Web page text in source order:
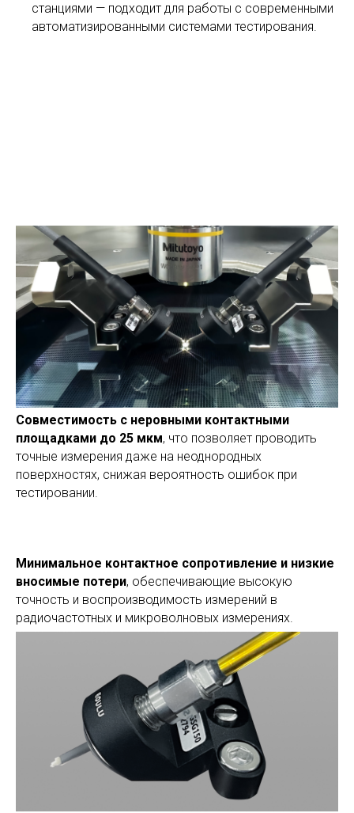
станциями — подходит для работы с современными
автоматизированными системами тестирования.
Совместимость с неровными контактными
площадками до 25 мкм, что позволяет проводить
точные измерения даже на неоднородных
поверхностях, снижая вероятность ошибок при
тестировании.
Минимальное контактное сопротивление и низкие
вносимые потери, обеспечивающие высокую
точность и воспроизводимость измерений в
радиочастотных и микроволновых измерениях.